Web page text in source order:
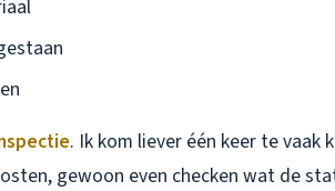
. Ik kom liever één keer te vaak
gewoon even checken wat de